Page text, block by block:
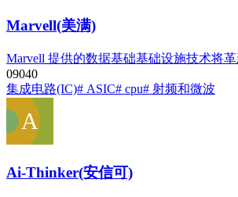
Marvell(美满)
Marvell 提供的数据基础基础设施技术将
09040
集成电路(IC)# ASIC# cpu# 射频和微波
Ai-Thinker(安信可)